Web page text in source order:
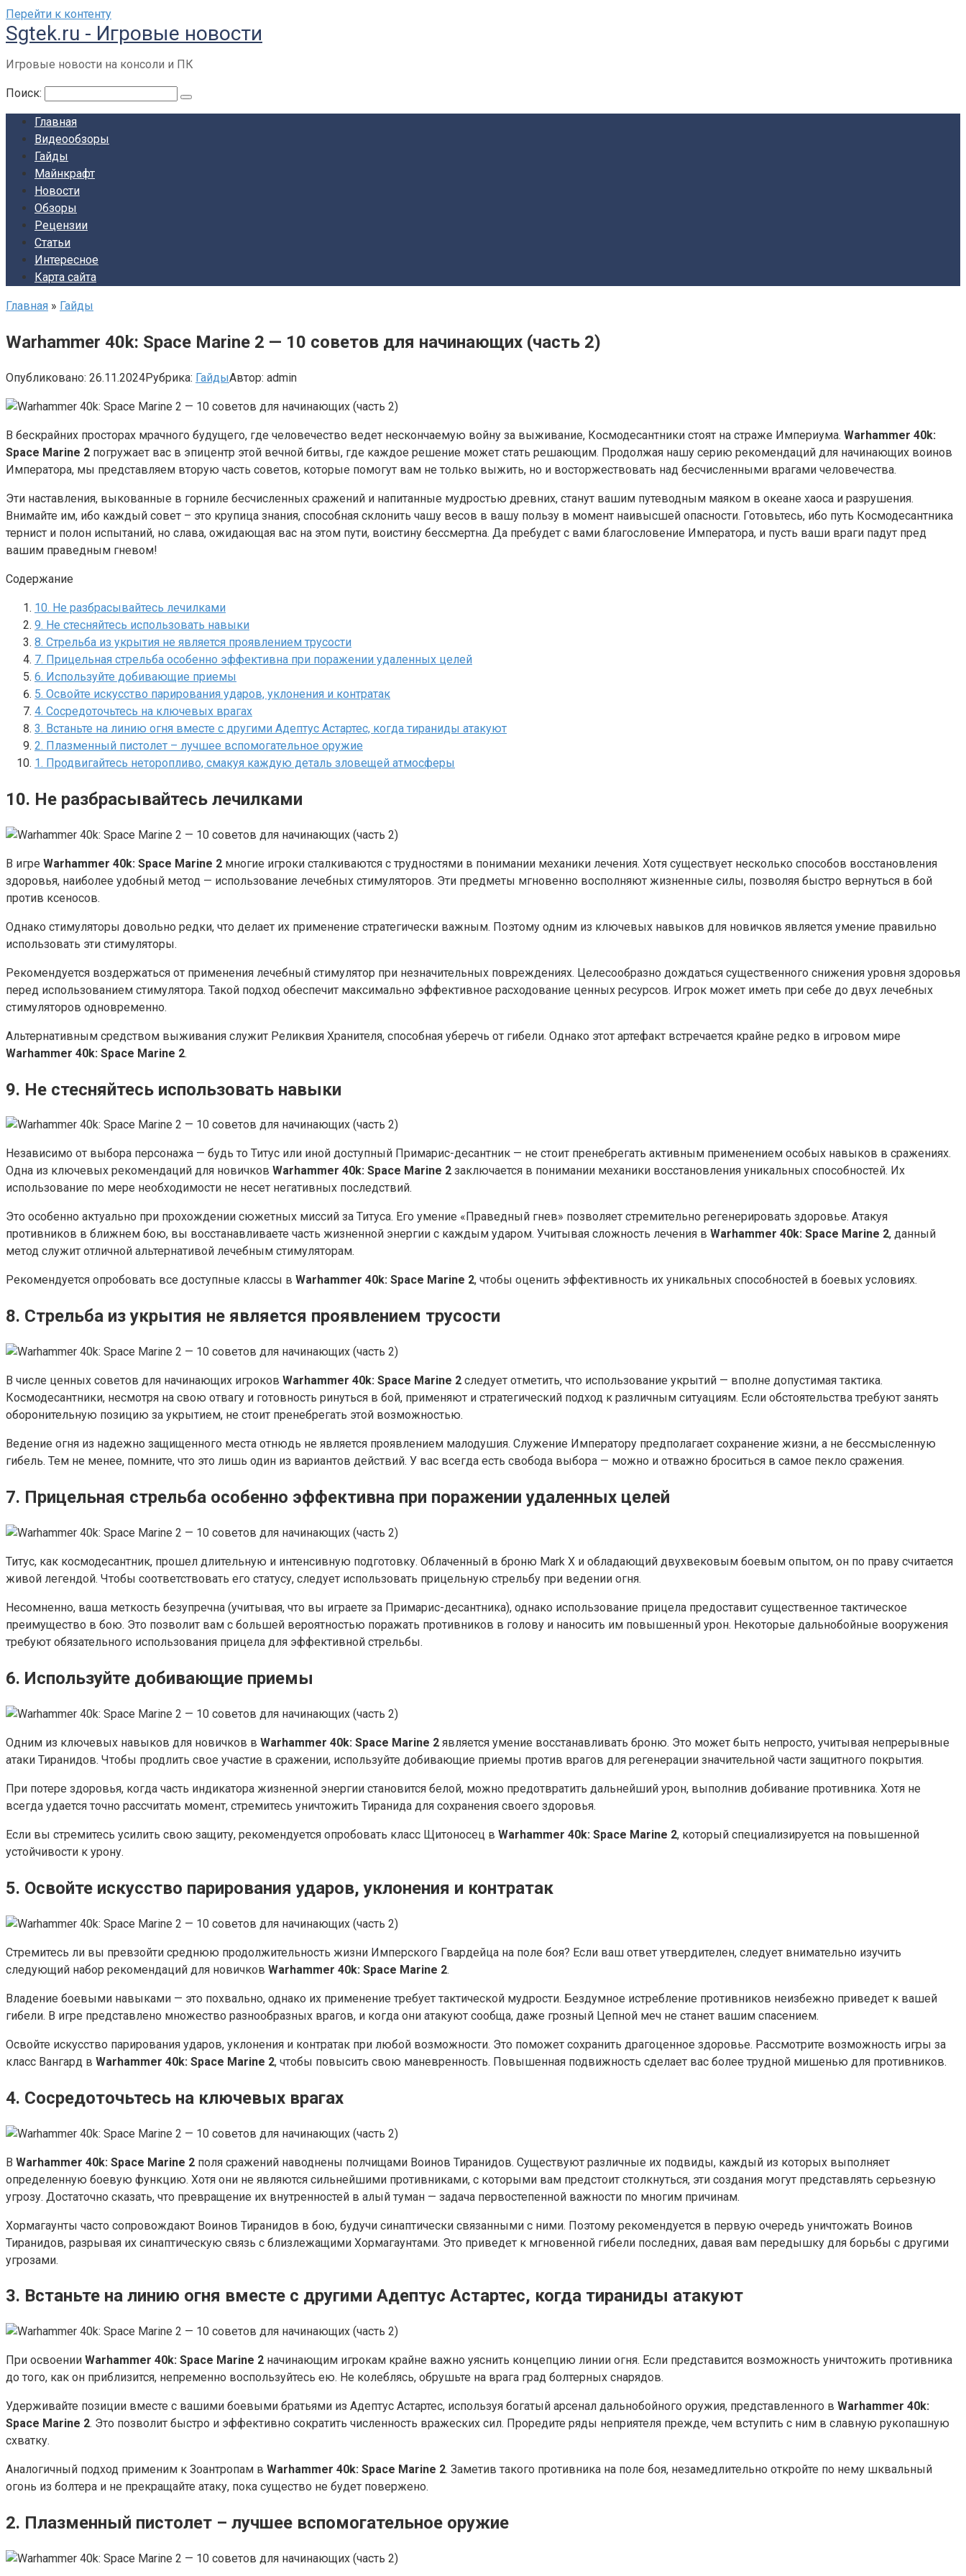
Перейти к контенту
Sgtek.ru - Игровые новости
Игровые новости на консоли и ПК
Поиск:
Главная
Видеообзоры
Гайды
Майнкрафт
Новости
Обзоры
Рецензии
Статьи
Интересное
Карта сайта
Главная » Гайды
Warhammer 40k: Space Marine 2 — 10 советов для начинающих (часть 2)
Опубликовано: 26.11.2024Рубрика: ГайдыАвтор: admin
В бескрайних просторах мрачного будущего, где человечество ведет нескончаемую войну за выживание, Космодесантники стоят на страже Империума. Warhammer 40k:
Space Marine 2 погружает вас в эпицентр этой вечной битвы, где каждое решение может стать решающим. Продолжая нашу серию рекомендаций для начинающих воинов
Императора, мы представляем вторую часть советов, которые помогут вам не только выжить, но и восторжествовать над бесчисленными врагами человечества.
Эти наставления, выкованные в горниле бесчисленных сражений и напитанные мудростью древних, станут вашим путеводным маяком в океане хаоса и разрушения.
Внимайте им, ибо каждый совет – это крупица знания, способная склонить чашу весов в вашу пользу в момент наивысшей опасности. Готовьтесь, ибо путь Космодесантника
тернист и полон испытаний, но слава, ожидающая вас на этом пути, воистину бессмертна. Да пребудет с вами благословение Императора, и пусть ваши враги падут пред
вашим праведным гневом!
Содержание
10. Не разбрасывайтесь лечилками
9. Не стесняйтесь использовать навыки
8. Стрельба из укрытия не является проявлением трусости
7. Прицельная стрельба особенно эффективна при поражении удаленных целей
6. Используйте добивающие приемы
5. Освойте искусство парирования ударов, уклонения и контратак
4. Сосредоточьтесь на ключевых врагах
3. Встаньте на линию огня вместе с другими Адептус Астартес, когда тираниды атакуют
2. Плазменный пистолет – лучшее вспомогательное оружие
1. Продвигайтесь неторопливо, смакуя каждую деталь зловещей атмосферы
10. Не разбрасывайтесь лечилками
В игре Warhammer 40k: Space Marine 2 многие игроки сталкиваются с трудностями в понимании механики лечения. Хотя существует несколько способов восстановления
здоровья, наиболее удобный метод — использование лечебных стимуляторов. Эти предметы мгновенно восполняют жизненные силы, позволяя быстро вернуться в бой
против ксеносов.
Однако стимуляторы довольно редки, что делает их применение стратегически важным. Поэтому одним из ключевых навыков для новичков является умение правильно
использовать эти стимуляторы.
Рекомендуется воздержаться от применения лечебный стимулятор при незначительных повреждениях. Целесообразно дождаться существенного снижения уровня здоровья
перед использованием стимулятора. Такой подход обеспечит максимально эффективное расходование ценных ресурсов. Игрок может иметь при себе до двух лечебных
стимуляторов одновременно.
Альтернативным средством выживания служит Реликвия Хранителя, способная уберечь от гибели. Однако этот артефакт встречается крайне редко в игровом мире
Warhammer 40k: Space Marine 2.
9. Не стесняйтесь использовать навыки
Независимо от выбора персонажа — будь то Титус или иной доступный Примарис-десантник — не стоит пренебрегать активным применением особых навыков в сражениях.
Одна из ключевых рекомендаций для новичков Warhammer 40k: Space Marine 2 заключается в понимании механики восстановления уникальных способностей. Их
использование по мере необходимости не несет негативных последствий.
Это особенно актуально при прохождении сюжетных миссий за Титуса. Его умение «Праведный гнев» позволяет стремительно регенерировать здоровье. Атакуя
противников в ближнем бою, вы восстанавливаете часть жизненной энергии с каждым ударом. Учитывая сложность лечения в Warhammer 40k: Space Marine 2, данный
метод служит отличной альтернативой лечебным стимуляторам.
Рекомендуется опробовать все доступные классы в Warhammer 40k: Space Marine 2, чтобы оценить эффективность их уникальных способностей в боевых условиях.
8. Стрельба из укрытия не является проявлением трусости
В числе ценных советов для начинающих игроков Warhammer 40k: Space Marine 2 следует отметить, что использование укрытий — вполне допустимая тактика.
Космодесантники, несмотря на свою отвагу и готовность ринуться в бой, применяют и стратегический подход к различным ситуациям. Если обстоятельства требуют занять
оборонительную позицию за укрытием, не стоит пренебрегать этой возможностью.
Ведение огня из надежно защищенного места отнюдь не является проявлением малодушия. Служение Императору предполагает сохранение жизни, а не бессмысленную
гибель. Тем не менее, помните, что это лишь один из вариантов действий. У вас всегда есть свобода выбора — можно и отважно броситься в самое пекло сражения.
7. Прицельная стрельба особенно эффективна при поражении удаленных целей
Титус, как космодесантник, прошел длительную и интенсивную подготовку. Облаченный в броню Mark X и обладающий двухвековым боевым опытом, он по праву считается
живой легендой. Чтобы соответствовать его статусу, следует использовать прицельную стрельбу при ведении огня.
Несомненно, ваша меткость безупречна (учитывая, что вы играете за Примарис-десантника), однако использование прицела предоставит существенное тактическое
преимущество в бою. Это позволит вам с большей вероятностью поражать противников в голову и наносить им повышенный урон. Некоторые дальнобойные вооружения
требуют обязательного использования прицела для эффективной стрельбы.
6. Используйте добивающие приемы
Одним из ключевых навыков для новичков в Warhammer 40k: Space Marine 2 является умение восстанавливать броню. Это может быть непросто, учитывая непрерывные
атаки Тиранидов. Чтобы продлить свое участие в сражении, используйте добивающие приемы против врагов для регенерации значительной части защитного покрытия.
При потере здоровья, когда часть индикатора жизненной энергии становится белой, можно предотвратить дальнейший урон, выполнив добивание противника. Хотя не
всегда удается точно рассчитать момент, стремитесь уничтожить Тиранида для сохранения своего здоровья.
Если вы стремитесь усилить свою защиту, рекомендуется опробовать класс Щитоносец в Warhammer 40k: Space Marine 2, который специализируется на повышенной
устойчивости к урону.
5. Освойте искусство парирования ударов, уклонения и контратак
Стремитесь ли вы превзойти среднюю продолжительность жизни Имперского Гвардейца на поле боя? Если ваш ответ утвердителен, следует внимательно изучить
следующий набор рекомендаций для новичков Warhammer 40k: Space Marine 2.
Владение боевыми навыками — это похвально, однако их применение требует тактической мудрости. Бездумное истребление противников неизбежно приведет к вашей
гибели. В игре представлено множество разнообразных врагов, и когда они атакуют сообща, даже грозный Цепной меч не станет вашим спасением.
Освойте искусство парирования ударов, уклонения и контратак при любой возможности. Это поможет сохранить драгоценное здоровье. Рассмотрите возможность игры за
класс Вангард в Warhammer 40k: Space Marine 2, чтобы повысить свою маневренность. Повышенная подвижность сделает вас более трудной мишенью для противников.
4. Сосредоточьтесь на ключевых врагах
В Warhammer 40k: Space Marine 2 поля сражений наводнены полчищами Воинов Тиранидов. Существуют различные их подвиды, каждый из которых выполняет
определенную боевую функцию. Хотя они не являются сильнейшими противниками, с которыми вам предстоит столкнуться, эти создания могут представлять серьезную
угрозу. Достаточно сказать, что превращение их внутренностей в алый туман — задача первостепенной важности по многим причинам.
Хормагаунты часто сопровождают Воинов Тиранидов в бою, будучи синаптически связанными с ними. Поэтому рекомендуется в первую очередь уничтожать Воинов
Тиранидов, разрывая их синаптическую связь с близлежащими Хормагаунтами. Это приведет к мгновенной гибели последних, давая вам передышку для борьбы с другими
угрозами.
3. Встаньте на линию огня вместе с другими Адептус Астартес, когда тираниды атакуют
При освоении Warhammer 40k: Space Marine 2 начинающим игрокам крайне важно уяснить концепцию линии огня. Если представится возможность уничтожить противника
до того, как он приблизится, непременно воспользуйтесь ею. Не колеблясь, обрушьте на врага град болтерных снарядов.
Удерживайте позиции вместе с вашими боевыми братьями из Адептус Астартес, используя богатый арсенал дальнобойного оружия, представленного в Warhammer 40k:
Space Marine 2. Это позволит быстро и эффективно сократить численность вражеских сил. Проредите ряды неприятеля прежде, чем вступить с ним в славную рукопашную
схватку.
Аналогичный подход применим к Зоантропам в Warhammer 40k: Space Marine 2. Заметив такого противника на поле боя, незамедлительно откройте по нему шквальный
огонь из болтера и не прекращайте атаку, пока существо не будет повержено.
2. Плазменный пистолет – лучшее вспомогательное оружие